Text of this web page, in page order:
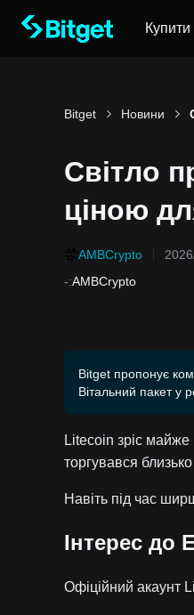
Купити
Bitget Новини
Світло
ціною
AMBCrypto
-:AMBCrypto
Bitget пропонує
Вітальний пакет у
Litecoin зріс майже
торгувався
Навіть під час
Інтерес до
Офіційний акаунт